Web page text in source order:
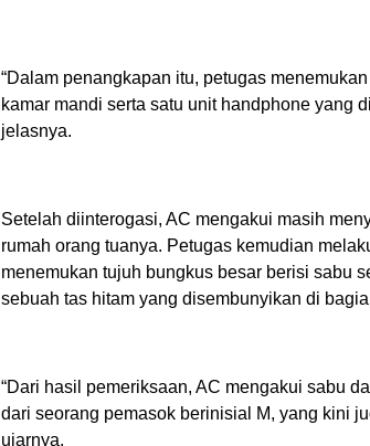
“Dalam penangkapan itu, petugas
kamar mandi serta satu unit handphone yang
jelasnya.
Setelah diinterogasi, AC mengakui masih
rumah orang tuanya. Petugas kemudian
menemukan tujuh bungkus besar berisi sabu
sebuah tas hitam yang disembunyikan di
“Dari hasil pemeriksaan, AC mengakui sabu
dari seorang pemasok berinisial M, yang kini
ujarnya.